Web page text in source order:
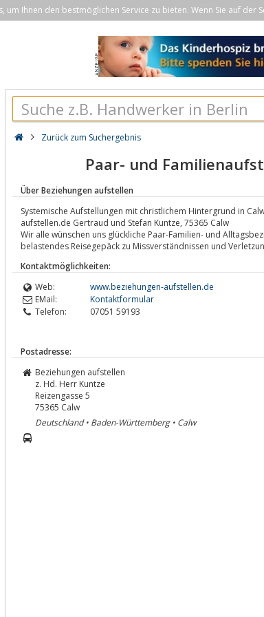
um Ihnen den bestmöglichen Service zu bieten. Wenn Sie auf der
Zurück zum Suchergebnis
Paar- und
Über Beziehungen aufstellen
Systemische Aufstellungen mit christlichem Hintergrund in
aufstellen.de Gertraud und Stefan Kuntze, 75365 Calw
Wir alle wünschen uns glückliche Paar-Familien- und
belastendes Reisegepäck zu Missverständnissen und
Kontaktmöglichkeiten:
Web:
www.beziehungen-aufstellen.de
EMail:
Kontaktformular
Telefon:
07051 59193
Postadresse:
Beziehungen aufstellen
z. Hd. Herr Kuntze
Reizengasse 5
75365 Calw
Deutschland • Baden-Württemberg • Calw